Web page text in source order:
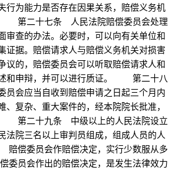
行为能力是否存在因果关系，赔偿义务机
第二十七条 人民法院赔偿委员会处理
审查的办法。必要时，可以向有关单位和
证据。赔偿请求人与赔偿义务机关对损害
议的，赔偿委员会可以听取赔偿请求人和
和申辩，并可以进行质证。 第二十八
会应当自收到赔偿申请之日起三个月内
、复杂、重大案件的，经本院院长批准，
第二十九条 中级以上的人民法院设立
法院三名以上审判员组成，组成人员的人
偿委员会作赔偿决定，实行少数服从多
员会作出的赔偿决定，是发生法律效力